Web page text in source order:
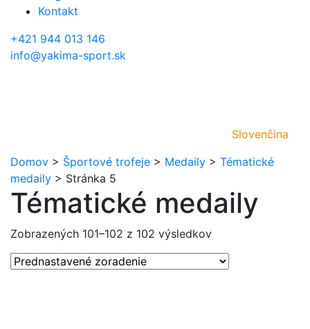
Kontakt
+421 944 013 146
info@yakima-sport.sk
Slovenčina
Domov > Športové trofeje > Medaily > Tématické
medaily > Stránka 5
Tématické medaily
Zobrazených 101–102 z 102 výsledkov